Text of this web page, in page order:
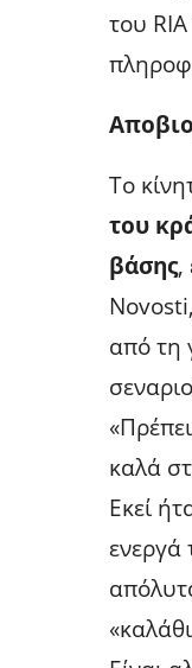
του
Το
του
βάσης,
από τη
καλά
Εκεί
ενεργά